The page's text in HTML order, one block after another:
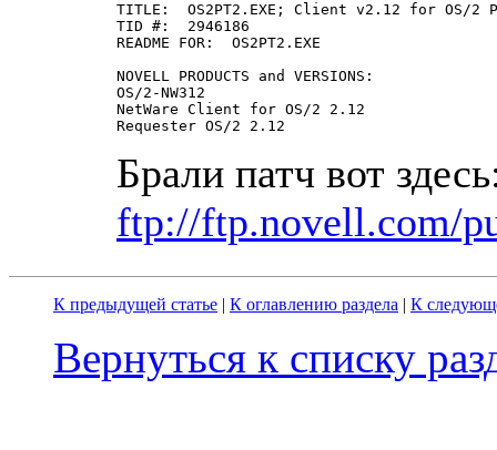
TITLE:  OS2PT2.EXE; Client v2.12 for OS/2
TID #:  2946186
README FOR:  OS2PT2.EXE
NOVELL PRODUCTS and VERSIONS:
OS/2-NW312
NetWare Client for OS/2 2.12
Брали патч вот
ftp://ftp.novell.com/
К предыдущей статье | К оглавлению раздела | К
Вернуться к списку